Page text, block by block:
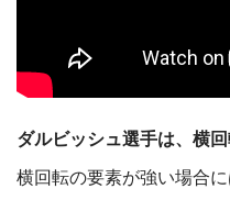
ダルビッシュ選手は、横
横回転の要素が強い場合